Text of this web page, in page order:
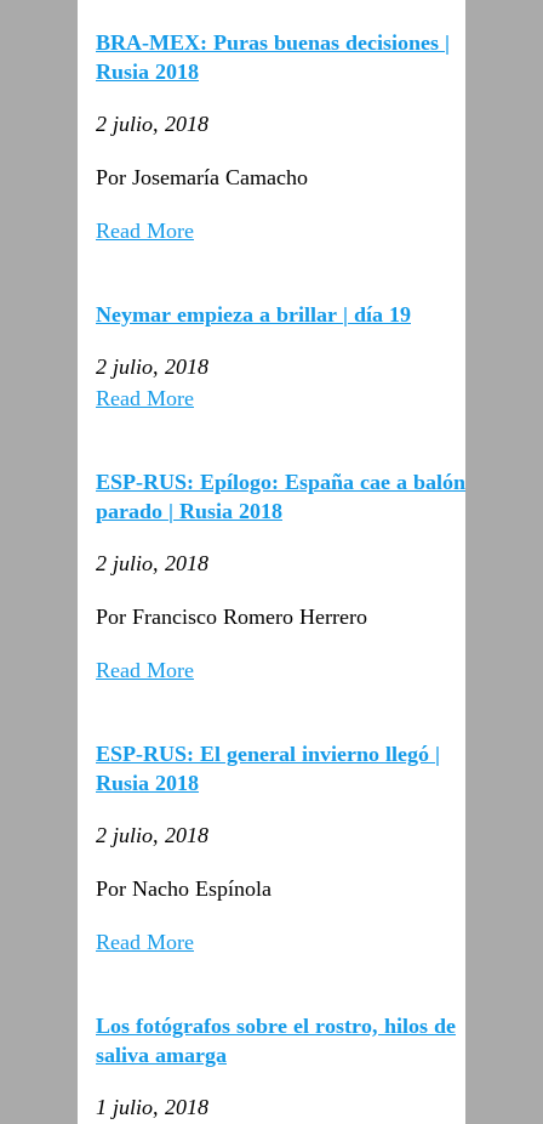
BRA-MEX: Puras buenas decisiones |
Rusia 2018
2 julio, 2018
Por Josemaría Camacho
Read More
Neymar empieza a brillar | día 19
2 julio, 2018
Read More
ESP-RUS: Epílogo: España cae a balón
parado | Rusia 2018
2 julio, 2018
Por Francisco Romero Herrero
Read More
ESP-RUS: El general invierno llegó |
Rusia 2018
2 julio, 2018
Por Nacho Espínola
Read More
Los fotógrafos sobre el rostro, hilos de
saliva amarga
1 julio, 2018